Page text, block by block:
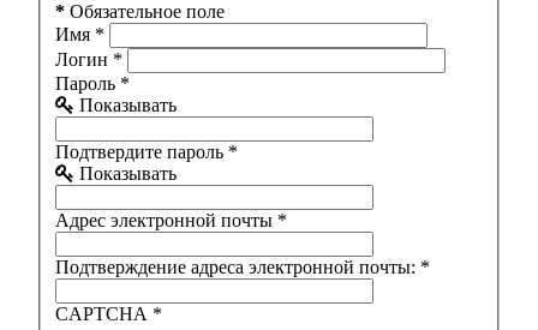
*Обязательное поле
Имя*
Логин *
Пароль*
Показывать
Подтвердите пароль*
Показывать
Адрес электронной почты*
Подтверждение адреса электронной почты: *
CAPTCHA *